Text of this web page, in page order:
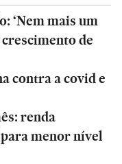
‘Nem mais um
de
contra a covid e
renda
menor nível